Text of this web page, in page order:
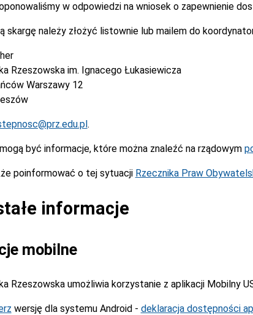
w odpowiedzi na wniosek o zapewnienie
skargę należy złożyć listownie lub mailem do
Rzeszowska im. Ignacego Łukasiewicza
Warszawy 12
.
być informacje, które można znaleźć na rządowym
poinformować o tej sytuacji Rzecznika Praw
informacje
mobilne
Rzeszowska umożliwia korzystanie z aplikacji Mobilny
wersję dla systemu Android - deklaracja dostępności